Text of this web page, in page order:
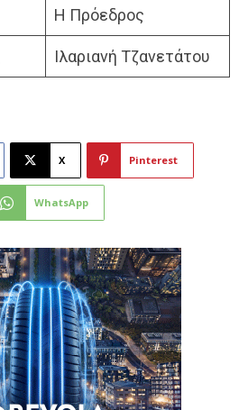
Η Πρόεδρος
Ιλαριανή Τζανετάτου
X Pinterest
WhatsApp